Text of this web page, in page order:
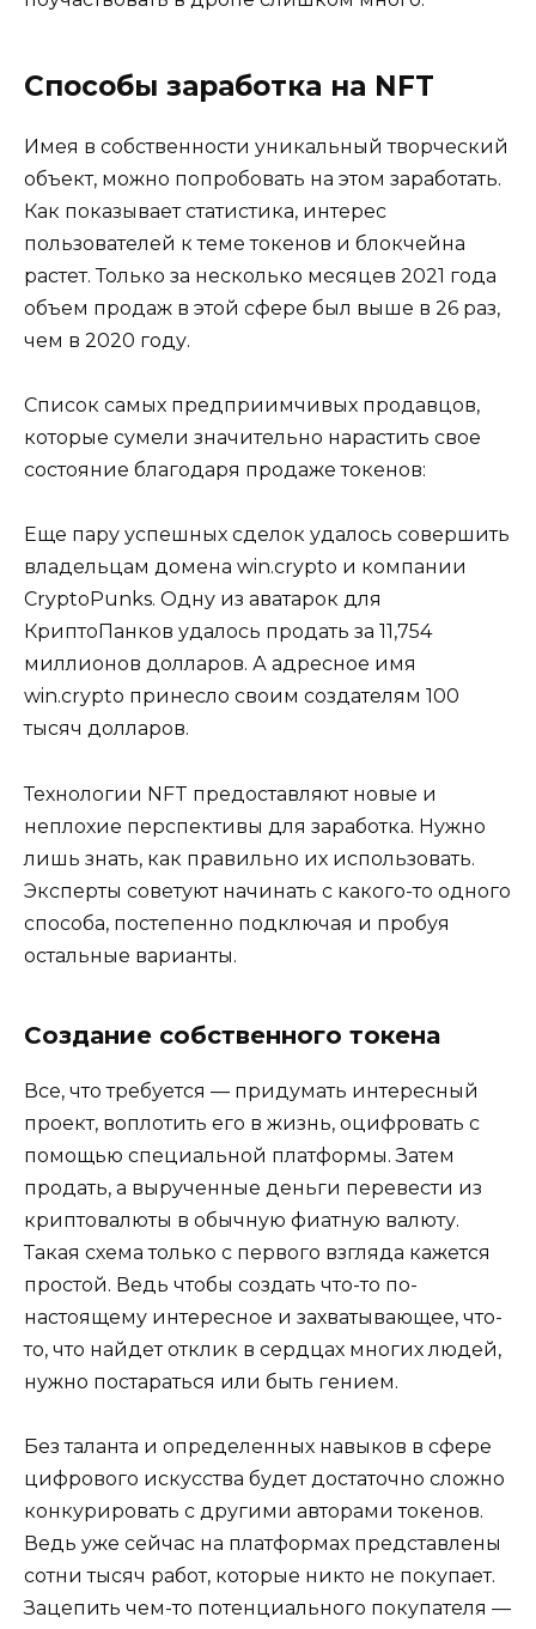
Способы заработка на NFT
Имея в собственности уникальный творческий
объект, можно попробовать на этом заработать.
Как показывает статистика, интерес
пользователей к теме токенов и блокчейна
растет. Только за несколько месяцев 2021 года
объем продаж в этой сфере был выше в 26 раз,
чем в 2020 году.
Список самых предприимчивых продавцов,
которые сумели значительно нарастить свое
состояние благодаря продаже токенов:
Еще пару успешных сделок удалось совершить
владельцам домена win.crypto и компании
CryptoPunks. Одну из аватарок для
КриптоПанков удалось продать за 11,754
миллионов долларов. А адресное имя
win.crypto принесло своим создателям 100
тысяч долларов.
Технологии NFT предоставляют новые и
неплохие перспективы для заработка. Нужно
лишь знать, как правильно их использовать.
Эксперты советуют начинать с какого-то одного
способа, постепенно подключая и пробуя
остальные варианты.
Создание собственного токена
Все, что требуется — придумать интересный
проект, воплотить его в жизнь, оцифровать с
помощью специальной платформы. Затем
продать, а вырученные деньги перевести из
криптовалюты в обычную фиатную валюту.
Такая схема только с первого взгляда кажется
простой. Ведь чтобы создать что-то по-
настоящему интересное и захватывающее, что-
то, что найдет отклик в сердцах многих людей,
нужно постараться или быть гением.
Без таланта и определенных навыков в сфере
цифрового искусства будет достаточно сложно
конкурировать с другими авторами токенов.
Ведь уже сейчас на платформах представлены
сотни тысяч работ, которые никто не покупает.
Зацепить чем-то потенциального покупателя —